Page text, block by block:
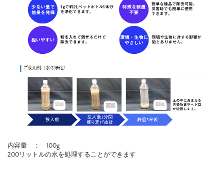
内容量 ： 100g
200リットルの水を処理することができます